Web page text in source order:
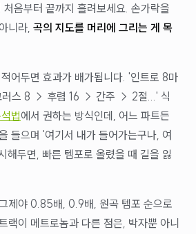
음부터 끝까지 흘려보세요. 손가락을
니라, 곡의 지도를 머리에 그리는 게 목
어두면 효과가 배가됩니다. '인트로 8마
스 8 → 후렴 16 → 간주 → 2절...' 식
법에서 권하는 방식인데, 어느 파트든
들으며 '여기서 내가 들어가는구나, 여
해두면, 빠른 템포로 올렸을 때 길을 잃
제야 0.85배, 0.9배, 원곡 템포 순으로
랙이 메트로놈과 다른 점은, 박자뿐 아니